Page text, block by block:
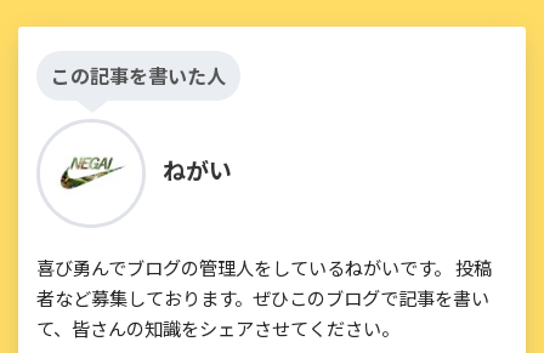
この記事を書いた人
ねがい
喜び勇んでブログの管理人をしているねがいです。 投稿
者など募集しております。ぜひこのブログで記事を書い
て、皆さんの知識をシェアさせてください。